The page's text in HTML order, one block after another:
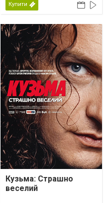
Купити
Кузьма: Страшно
веселий